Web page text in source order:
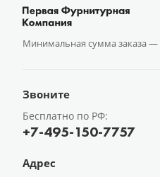
Минимальная сумма заказа —
Звоните
Бесплатно по РФ:
+7-495-150-7757
Адрес